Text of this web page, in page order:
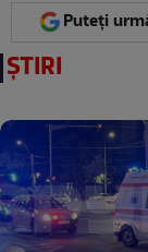
Puteți
ȘTIRI